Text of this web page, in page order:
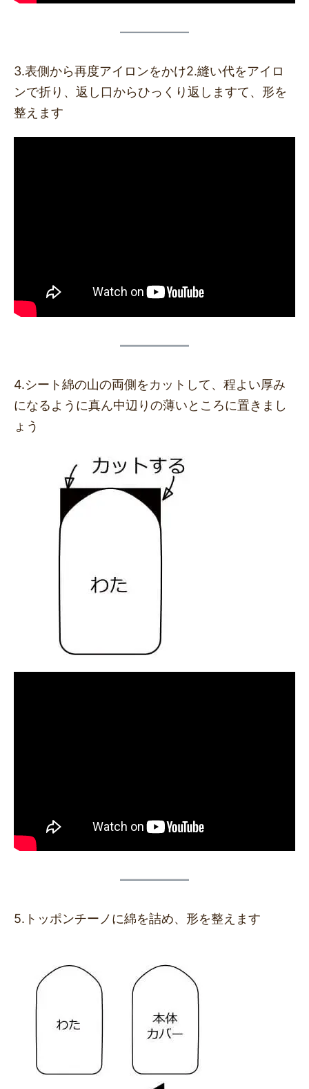
3.表側から再度アイロンをかけ2.縫い代をアイロ
ンで折り、返し口からひっくり返しますて、形を
整えます
4.シート綿の山の両側をカットして、程よい厚み
になるように真ん中辺りの薄いところに置きまし
ょう
5.トッポンチーノに綿を詰め、形を整えます